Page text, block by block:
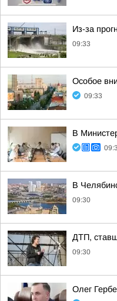
Из-за
09:33
Особое
09:33
В
В
09:30
ДТП,
09:30
Олег